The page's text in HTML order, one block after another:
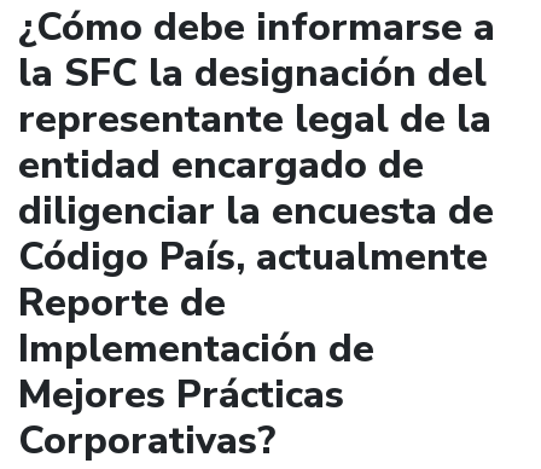
¿Cómo debe informarse a
la SFC la designación del
representante legal de la
entidad encargado de
diligenciar la encuesta de
Código País, actualmente
Reporte de
Implementación de
Mejores Prácticas
Corporativas?